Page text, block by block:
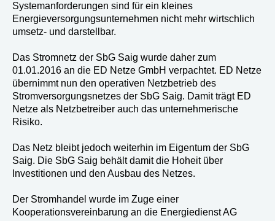
Systemanforderungen sind für ein kleines
Energieversorgungsunternehmen nicht mehr wirtschlich
umsetz- und darstellbar.
Das Stromnetz der SbG Saig wurde daher zum
01.01.2016 an die ED Netze GmbH verpachtet. ED Netze
übernimmt nun den operativen Netzbetrieb des
Stromversorgungsnetzes der SbG Saig. Damit trägt ED
Netze als Netzbetreiber auch das unternehmerische
Risiko.
Das Netz bleibt jedoch weiterhin im Eigentum der SbG
Saig. Die SbG Saig behält damit die Hoheit über
Investitionen und den Ausbau des Netzes.
Der Stromhandel wurde im Zuge einer
Kooperationsvereinbarung an die Energiedienst AG